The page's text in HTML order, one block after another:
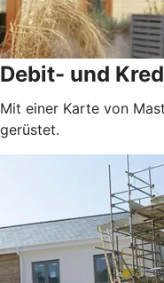
Debit- und
Mit einer Karte von
gerüstet.